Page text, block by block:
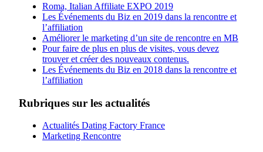
Roma, Italian Affiliate EXPO 2019
Les Événements du Biz en 2019 dans la rencontre et
l’affiliation
Améliorer le marketing d’un site de rencontre en MB
Pour faire de plus en plus de visites, vous devez
trouver et créer des nouveaux contenus.
Les Événements du Biz en 2018 dans la rencontre et
l’affiliation
Rubriques sur les actualités
Actualités Dating Factory France
Marketing Rencontre